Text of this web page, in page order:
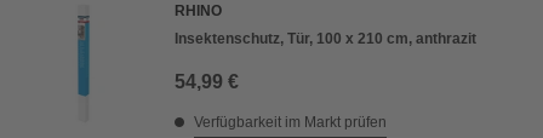
RHINO
Insektenschutz, Tür, 100 x 210 cm, anthrazit
54,99 €
Verfügbarkeit im Markt prüfen